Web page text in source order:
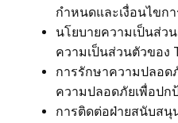
กำหนดและเงื่อนไขก
นโยบายความเป็นส่ว
ความเป็นส่วนตัวของ
การรักษาความปลอ
ความปลอดภัยเพื่อป
การติดต่อฝ่ายสนับส